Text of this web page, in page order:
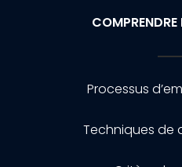
COMPRENDRE
Processus
Techniques de